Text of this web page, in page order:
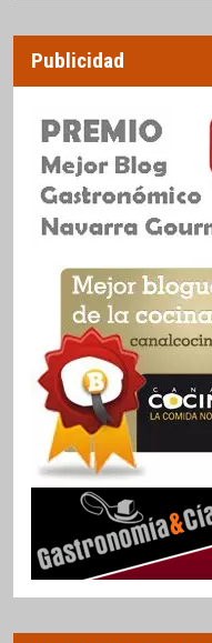
Publicidad